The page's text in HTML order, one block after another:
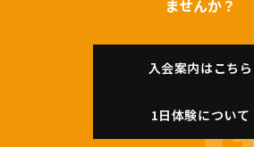
ませんか？
入会案内はこちら
1日体験について